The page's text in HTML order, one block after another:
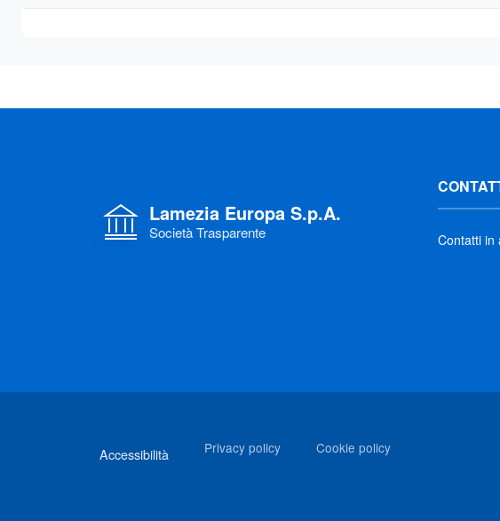
Lamezia Europa S.p.A.
Società Trasparente Contatti in
Accessibilità Privacy policy Cookie policy